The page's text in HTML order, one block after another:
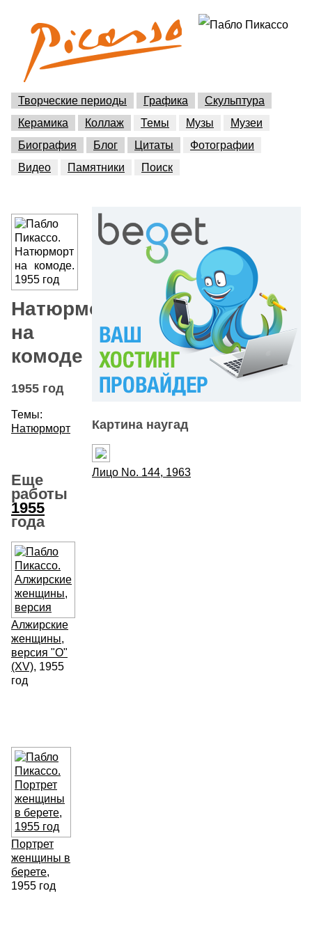
Творческие периоды Графика
Скульптура
Керамика
Коллаж Темы Музы
Музеи
Биография
Блог Цитаты
Фотографии
Видео
Памятники Поиск
Натюрморт
на
комоде
1955 год
Темы:
Натюрморт
Еще
работы
1955
года
Алжирские
женщины,
версия "O"
(XV), 1955
год
Портрет
женщины в
берете,
1955 год
Картина наугад
Лицо No. 144, 1963